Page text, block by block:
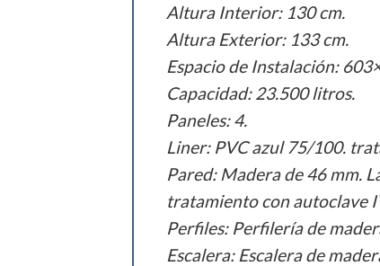
Altura Interior: 130 cm.
Altura Exterior: 133 cm.
Espacio de Instalación:
Capacidad: 23.500 litros.
Paneles: 4.
Liner: PVC azul 75/100.
Pared: Madera de 46 mm.
tratamiento con autoclave
Perfiles: Perfilería de
Escalera: Escalera de